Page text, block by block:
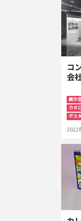
コ
会
展示
カタ
ポス
2022